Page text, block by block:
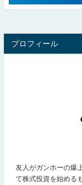
プロフィール
友人がガンホーの爆
て株式投資を始める